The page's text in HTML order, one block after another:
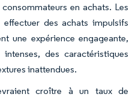
en achats. Les
des achats impulsifs
une expérience engageante,
des caractéristiques
inattendues.
croître à un taux de